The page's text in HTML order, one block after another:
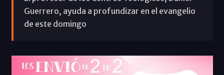
Guerrero, ayuda a profundizar en el evangelio
de este domingo